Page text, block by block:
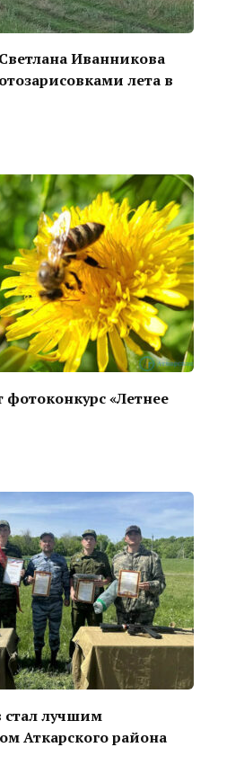
Иванникова
лета в
фотоконкурс «Летнее
лучшим
Аткарского района